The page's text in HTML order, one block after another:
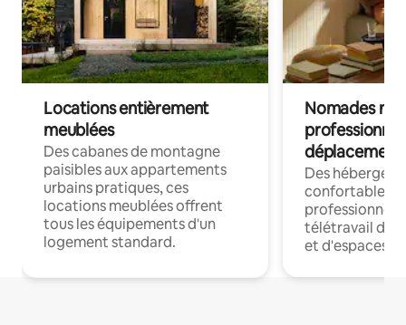
Locations entièrement
meublées
Des cabanes de montagne
paisibles aux appartements
urbains pratiques, ces
locations meublées offrent
tous les équipements d'un
logement standard.
Nomades
déplacement
Des
confortables
professionnels
télétravail
et d'espaces